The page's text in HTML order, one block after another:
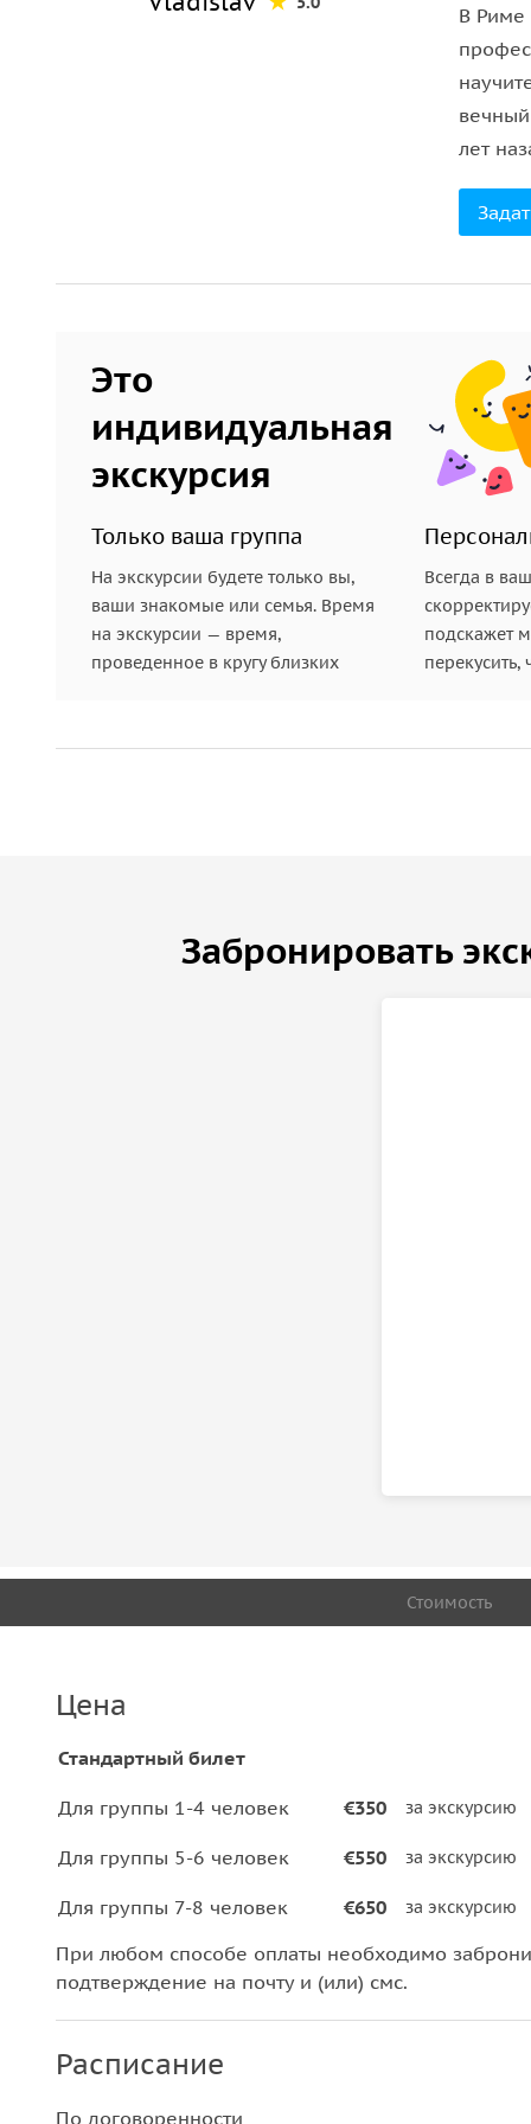
алхимик, умевший превращать металл в золото.
В Риме
лет
Это
индивидуальная
экскурсия
Только ваша группа
На экскурсии будете только вы,
ваши знакомые или семья. Время
на экскурсии — время,
проведенное в кругу близких
Всегда в
подскажет
перекусить,
Забронировать
Стоимость
Цена
Стандартный билет
Для группы 1-4 человек €350 за экскурсию
Для группы 5-6 человек €550 за экскурсию
Для группы 7-8 человек €650 за экскурсию
При любом способе оплаты необходимо
подтверждение на почту и (или) смс.
Расписание
По договоренности